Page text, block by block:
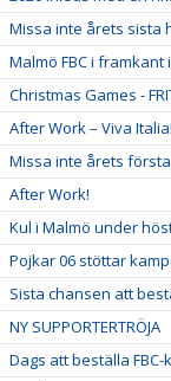
Missa inte årets sista
Malmö FBC i framkant
Christmas Games -
After Work – Viva Italia!
Missa inte årets
After Work!
Kul i Malmö under
Pojkar 06 stöttar
Sista chansen att
NY SUPPORTERTRÖJA
Dags att beställa FBC-